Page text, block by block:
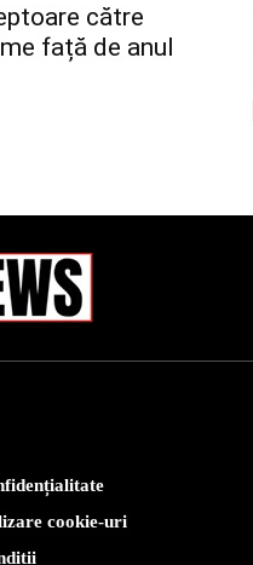
către
față de anul
cookie-uri